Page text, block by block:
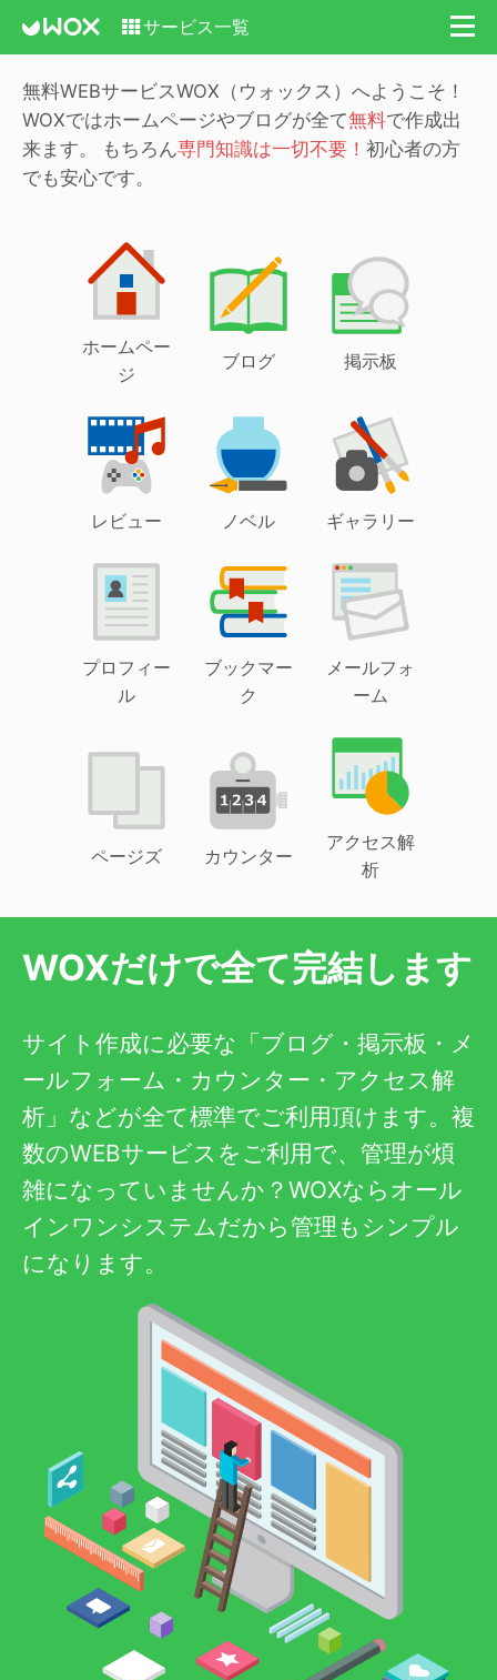
サービス一覧
無料WEBサービスWOX（ウォックス）へようこそ！
WOXではホームページやブログが全て無料で作成出
来ます。
もちろん専門知識は一切不要！ 初心者の方
でも安心です。
ホームペー
ジ
ブログ 掲示板
レビュー ノベル ギャラリー
プロフィー
ル
ブックマー
ク
メールフォ
ーム
ページズ カウンター
アクセス解
析
WOXだけで全て完結します
サイト作成に必要な「ブログ・掲示板・メ
ールフォーム・カウンター・アクセス解
析」などが全て標準でご利用頂けます。複
数のWEBサービスをご利用で、管理が煩
雑になっていませんか？WOXならオール
インワンシステムだから管理もシンプル
になります。